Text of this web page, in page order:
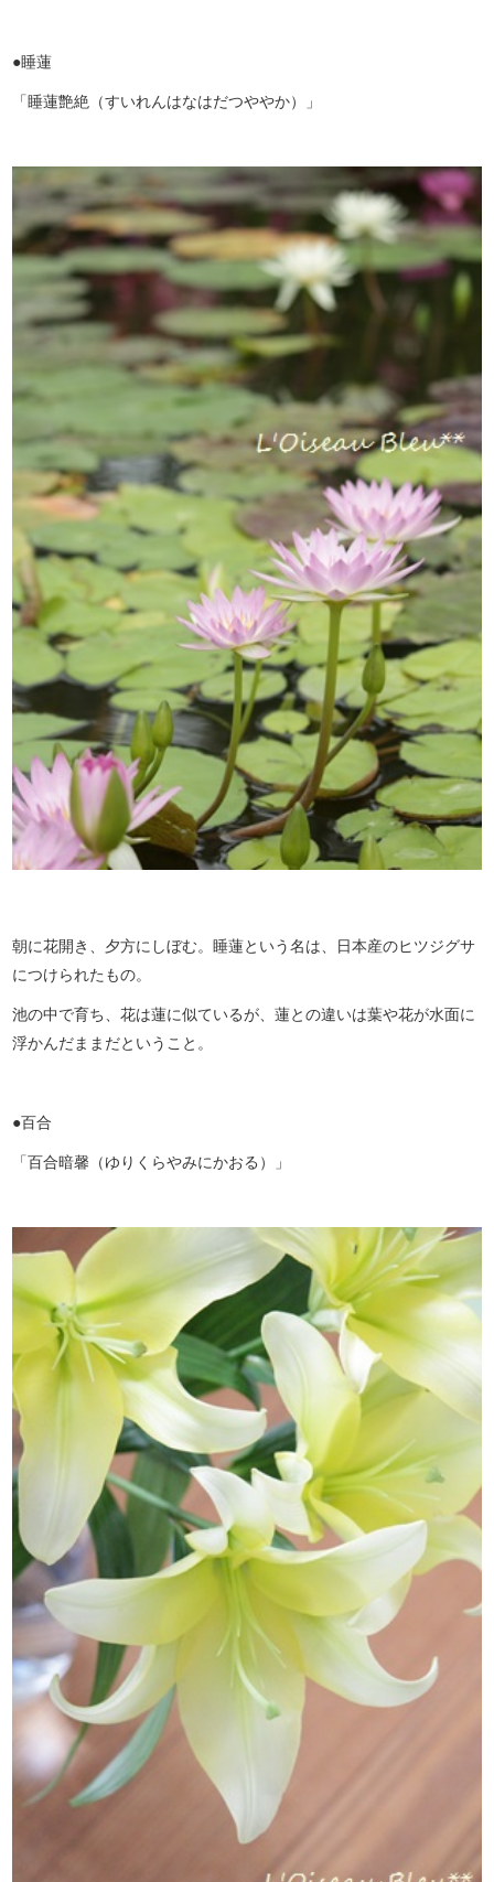
●睡蓮
「睡蓮艶絶（すいれんはなはだつややか）」
朝に花開き、夕方にしぼむ。睡蓮という名は、日本産のヒツジグサ
につけられたもの。
池の中で育ち、花は蓮に似ているが、蓮との違いは葉や花が水面に
浮かんだままだということ。
●百合
「百合暗馨（ゆりくらやみにかおる）」